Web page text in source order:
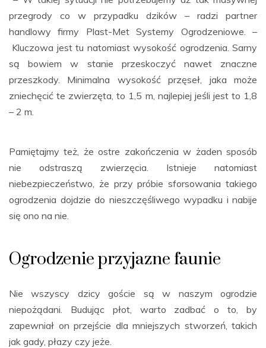
przegrody co w przypadku dzików – radzi partner
handlowy firmy Plast-Met Systemy Ogrodzeniowe. –
Kluczowa jest tu natomiast wysokość ogrodzenia. Sarny
są bowiem w stanie przeskoczyć nawet znaczne
przeszkody. Minimalna wysokość przęseł, jaka może
zniechęcić te zwierzęta, to 1,5 m, najlepiej jeśli jest to 1,8
– 2 m.
Pamiętajmy też, że ostre zakończenia w żaden sposób
nie odstraszą zwierzęcia. Istnieje natomiast
niebezpieczeństwo, że przy próbie sforsowania takiego
ogrodzenia dojdzie do nieszczęśliwego wypadku i nabije
się ono na nie.
Ogrodzenie przyjazne faunie
Nie wszyscy dzicy goście są w naszym ogrodzie
niepożądani. Budując płot, warto zadbać o to, by
zapewniał on przejście dla mniejszych stworzeń, takich
jak gady, płazy czy jeże.